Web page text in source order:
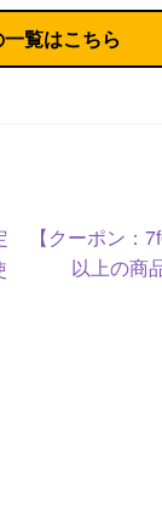
覧はこちら
次【クーポン：
以上の商